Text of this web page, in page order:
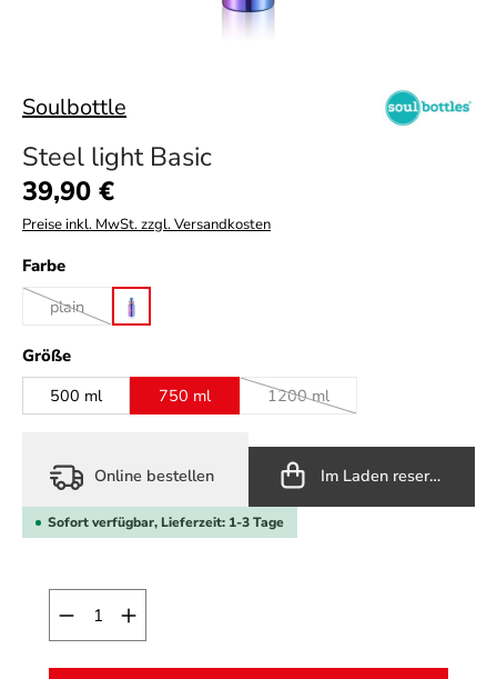
Soulbottle
Steel light Basic
Regulärer Preis:
39,90 €
Preise inkl. MwSt. zzgl. Versandkosten
Farbeauswählen
plain
(Diese Option ist zurzeit nicht verfügbar.)
utopia
Größeauswählen
500 ml
750 ml 1200 ml
(Diese Option ist zurzeit nicht
Online bestellen Im Laden reservieren
Sofort verfügbar, Lieferzeit: 1-3 Tage
Produkt Anzahl: Gib den gewünschten Wert